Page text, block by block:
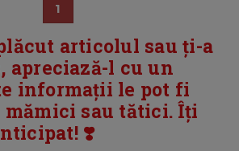
1
articolul sau ți-a
apreciază-l cu un
informații le pot fi
sau tătici. Îți
❣️